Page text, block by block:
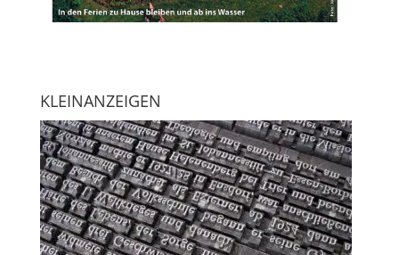
KLEINANZEIGEN